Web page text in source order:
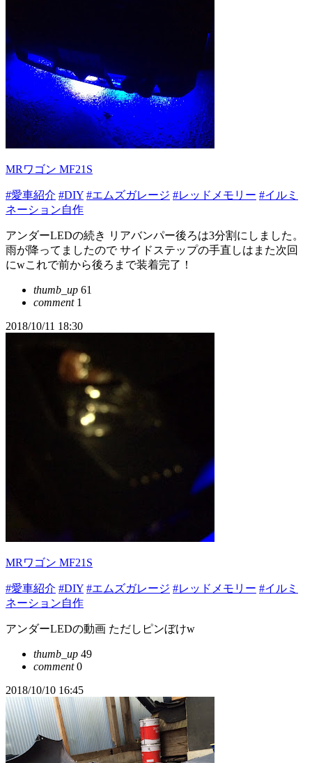
MRワゴン MF21S
#愛車紹介 #DIY #エムズガレージ #レッドメモリー #イルミ
ネーション自作
アンダーLEDの続き リアバンパー後ろは3分割にしました。
雨が降ってましたので サイドステップの手直しはまた次回
にwこれで前から後ろまで装着完了！
thumb_up 61
comment1
2018/10/11 18:30
MRワゴン MF21S
#愛車紹介 #DIY #エムズガレージ #レッドメモリー #イルミ
ネーション自作
アンダーLEDの動画 ただしピンぼけw
thumb_up 49
comment0
2018/10/10 16:45